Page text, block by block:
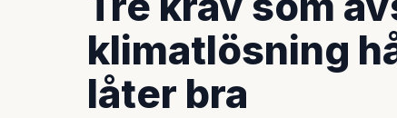
klimatlösning
låter bra